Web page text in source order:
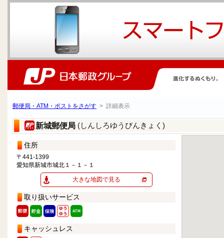
郵便局・ATM・ポストをさがす > 詳細表示
新城郵便局 (しんしろゆうびんきょく)
住所
〒441-1399
愛知県新城市城北１－１－１
大きな地図で見る
取り扱いサービス
キャッシュレス